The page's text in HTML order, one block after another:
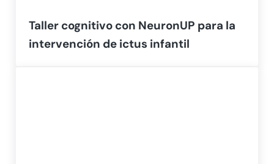
Taller cognitivo con NeuronUP para la
intervención de ictus infantil